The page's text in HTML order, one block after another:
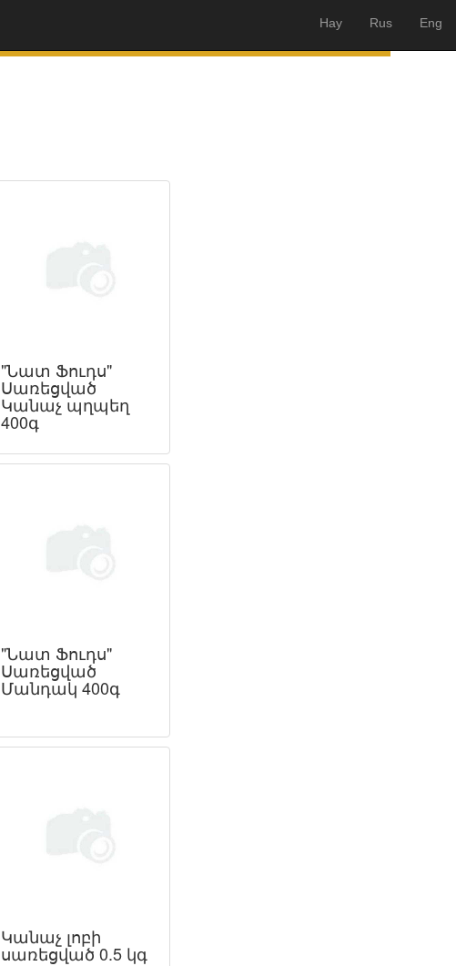
Hay Rus Eng
"Նատ Ֆուդս"
Սառեցված
Կանաչ պղպեղ
400գ
"Նատ Ֆուդս"
Սառեցված
Մանդակ 400գ
Կանաչ լոբի
սառեցված 0.5 կգ